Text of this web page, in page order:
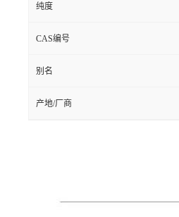
纯度
CAS编号
别名
产地/厂商